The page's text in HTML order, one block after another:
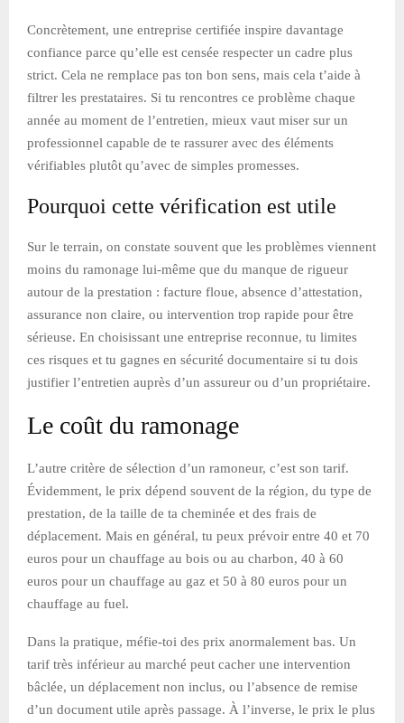
Concrètement, une entreprise certifiée inspire davantage
confiance parce qu’elle est censée respecter un cadre plus
strict. Cela ne remplace pas ton bon sens, mais cela t’aide à
filtrer les prestataires. Si tu rencontres ce problème chaque
année au moment de l’entretien, mieux vaut miser sur un
professionnel capable de te rassurer avec des éléments
vérifiables plutôt qu’avec de simples promesses.
Pourquoi cette vérification est utile
Sur le terrain, on constate souvent que les problèmes viennent
moins du ramonage lui-même que du manque de rigueur
autour de la prestation : facture floue, absence d’attestation,
assurance non claire, ou intervention trop rapide pour être
sérieuse. En choisissant une entreprise reconnue, tu limites
ces risques et tu gagnes en sécurité documentaire si tu dois
justifier l’entretien auprès d’un assureur ou d’un propriétaire.
Le coût du ramonage
L’autre critère de sélection d’un ramoneur, c’est son tarif.
Évidemment, le prix dépend souvent de la région, du type de
prestation, de la taille de ta cheminée et des frais de
déplacement. Mais en général, tu peux prévoir entre 40 et 70
euros pour un chauffage au bois ou au charbon, 40 à 60
euros pour un chauffage au gaz et 50 à 80 euros pour un
chauffage au fuel.
Dans la pratique, méfie-toi des prix anormalement bas. Un
tarif très inférieur au marché peut cacher une intervention
bâclée, un déplacement non inclus, ou l’absence de remise
d’un document utile après passage. À l’inverse, le prix le plus